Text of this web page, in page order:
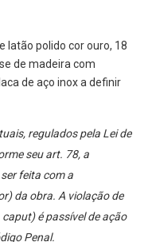
latão polido cor ouro, 18
de madeira com
de aço inox a definir
regulados pela Lei de
seu art. 78, a
feita com a
da obra. A violação de
é passível de ação
Penal.